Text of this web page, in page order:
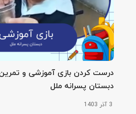
درست کردن بازی آموزشی و
دبستان پسرانه ملل
3 آذر 1403